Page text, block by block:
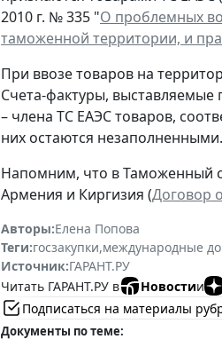
2010 г. № 335 "О проблемных
таможенной территории, и
При ввозе товаров на
Счета-фактуры, выставляемые
– члена ТС ЕАЭС товаров,
них остаются незаполненными.
Напомним, что в Таможенный
Армения и Киргизия (Договор
Авторы:Елена Попова
Теги:госзакупки,международные
Источник:ГАРАНТ.РУ
Читать ГАРАНТ.РУ в
Новостии
Подписаться на материалы
Документы по теме: